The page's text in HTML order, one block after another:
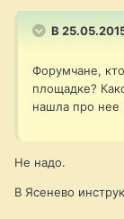
В
Форумчане,
площадке?
нашла про нее
Не надо.
В Ясенево